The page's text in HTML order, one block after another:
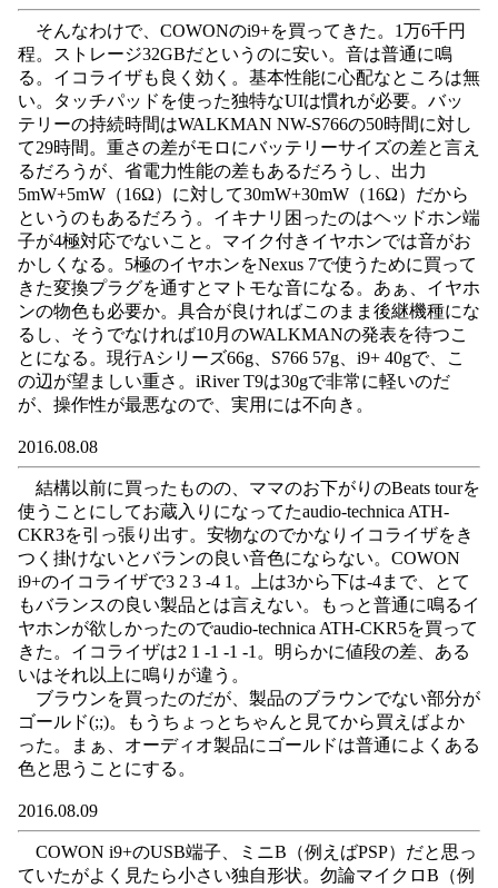
そんなわけで、COWONのi9+を買ってきた。1万6千円
程。ストレージ32GBだというのに安い。音は普通に鳴
る。イコライザも良く効く。基本性能に心配なところは無
い。タッチパッドを使った独特なUIは慣れが必要。バッ
テリーの持続時間はWALKMAN NW-S766の50時間に対し
て29時間。重さの差がモロにバッテリーサイズの差と言え
るだろうが、省電力性能の差もあるだろうし、出力
5mW+5mW（16Ω）に対して30mW+30mW（16Ω）だから
というのもあるだろう。イキナリ困ったのはヘッドホン端
子が4極対応でないこと。マイク付きイヤホンでは音がお
かしくなる。5極のイヤホンをNexus 7で使うために買って
きた変換プラグを通すとマトモな音になる。あぁ、イヤホ
ンの物色も必要か。具合が良ければこのまま後継機種にな
るし、そうでなければ10月のWALKMANの発表を待つこ
とになる。現行Aシリーズ66g、S766 57g、i9+ 40gで、こ
の辺が望ましい重さ。iRiver T9は30gで非常に軽いのだ
が、操作性が最悪なので、実用には不向き。
2016.08.08
結構以前に買ったものの、ママのお下がりのBeats tourを
使うことにしてお蔵入りになってたaudio-technica ATH-
CKR3を引っ張り出す。安物なのでかなりイコライザをき
つく掛けないとバランの良い音色にならない。COWON
i9+のイコライザで3 2 3 -4 1。上は3から下は-4まで、とて
もバランスの良い製品とは言えない。もっと普通に鳴るイ
ヤホンが欲しかったのでaudio-technica ATH-CKR5を買って
きた。イコライザは2 1 -1 -1 -1。明らかに値段の差、ある
いはそれ以上に鳴りが違う。
ブラウンを買ったのだが、製品のブラウンでない部分が
ゴールド(;;)。もうちょっとちゃんと見てから買えばよか
った。まぁ、オーディオ製品にゴールドは普通によくある
色と思うことにする。
2016.08.09
COWON i9+のUSB端子、ミニB（例えばPSP）だと思っ
ていたがよく見たら小さい独自形状。勿論マイクロB（例